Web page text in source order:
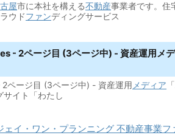
屋市に本社を構える不動産事業者です。住
ウドファンディングサービス
- 2ページ目 (3ページ中) - 資産運用メ
ページ目 (3ページ中) - 資産運用 メディア
サイト「わたし
イ・ワン・プランニング 不動産事業フ